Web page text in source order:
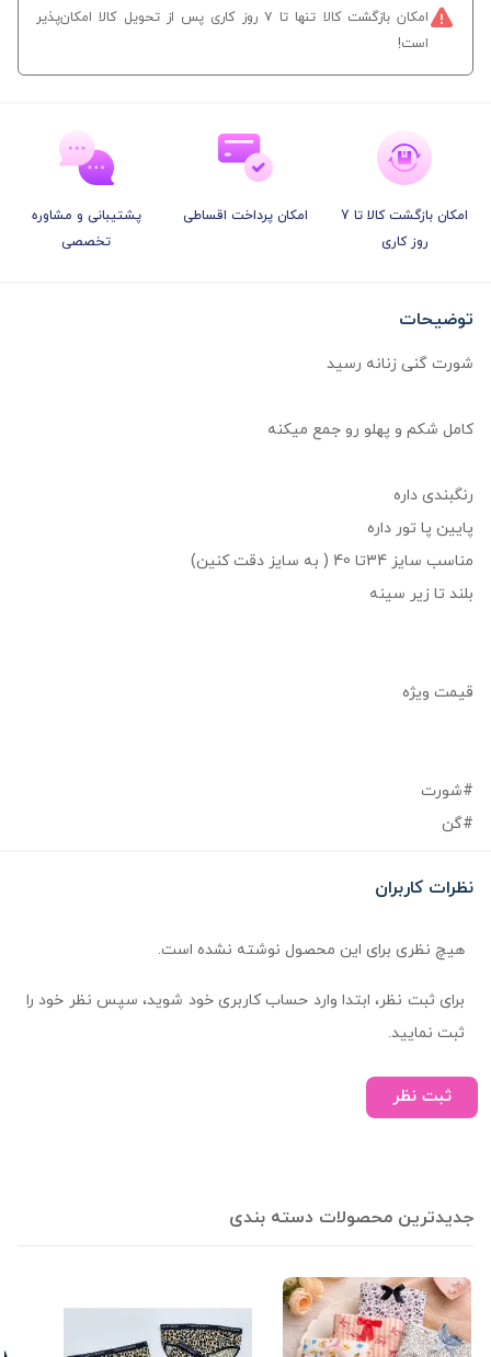
امکان بازگشت کالا تنها تا ۷ روز کاری پس از تحویل کالا امکان‌پذیر
است!
امکان بازگشت کالا تا 7
روز کاری
امکان پرداخت اقساطی
پشتیبانی و مشاوره
تخصصی
توضیحات
شورت گنی زنانه رسید
کامل شکم و پهلو رو جمع میکنه
رنگبندی داره
پایین پا تور داره
مناسب سایز 34تا 40 ( به سایز دقت کنین)
بلند تا زیر سینه
قیمت ویژه
#شورت
#گن
نظرات کاربران
هیچ نظری برای این محصول نوشته نشده است.
برای ثبت نظر، ابتدا وارد حساب کاربری خود شوید، سپس نظر خود را
ثبت نمایید.
ثبت نظر
جدیدترین محصولات دسته بندی